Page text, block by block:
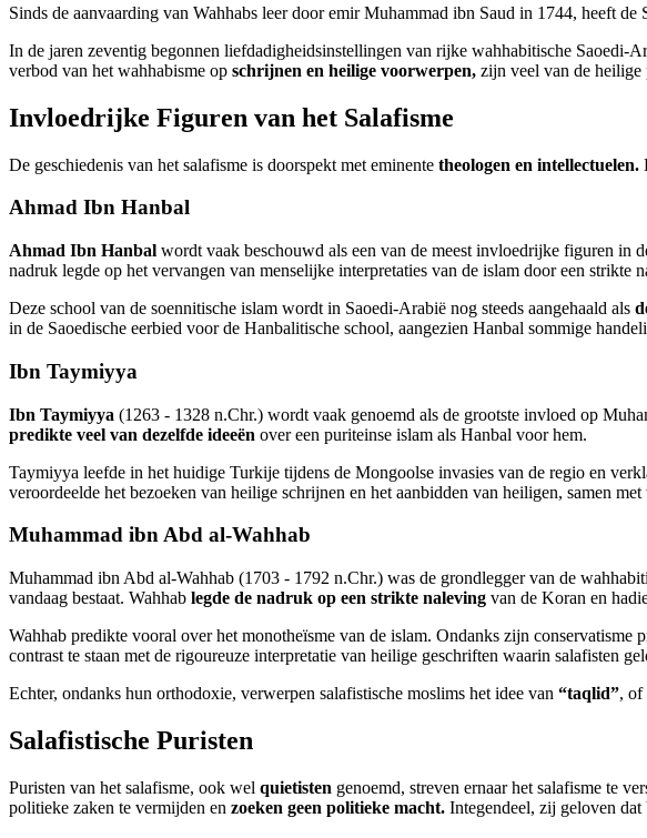
Sinds de aanvaarding van Wahhabs leer door emir Muhammad ibn Saud in 1744, heeft
In de jaren zeventig begonnen liefdadigheidsinstellingen van rijke wahhabitische Saoedi-
verbod van het wahhabisme op schrijnen en heilige voorwerpen, zijn veel van de heilige
Invloedrijke Figuren van het Salafisme
De geschiedenis van het salafisme is doorspekt met eminente theologen en intellectuelen.
Ahmad Ibn Hanbal
Ahmad Ibn Hanbal wordt vaak beschouwd als een van de meest invloedrijke figuren in
nadruk legde op het vervangen van menselijke interpretaties van de islam door een strikte
Deze school van de soennitische islam wordt in Saoedi-Arabië nog steeds aangehaald als
in de Saoedische eerbied voor de Hanbalitische school, aangezien Hanbal sommige
Ibn Taymiyya
Ibn Taymiyya (1263 - 1328 n.Chr.) wordt vaak genoemd als de grootste invloed op
predikte veel van dezelfde ideeën over een puriteinse islam als Hanbal voor hem.
Taymiyya leefde in het huidige Turkije tijdens de Mongoolse invasies van de regio en
veroordeelde het bezoeken van heilige schrijnen en het aanbidden van heiligen, samen
Muhammad ibn Abd al-Wahhab
Muhammad ibn Abd al-Wahhab (1703 - 1792 n.Chr.) was de grondlegger van de
vandaag bestaat. Wahhab legde de nadruk op een strikte naleving van de Koran en
Wahhab predikte vooral over het monotheïsme van de islam. Ondanks zijn conservatisme
contrast te staan met de rigoureuze interpretatie van heilige geschriften waarin salafisten
Echter, ondanks hun orthodoxie, verwerpen salafistische moslims het idee van “taqlid”, of
Salafistische Puristen
Puristen van het salafisme, ook wel quietisten genoemd, streven ernaar het salafisme te
politieke zaken te vermijden en zoeken geen politieke macht. Integendeel, zij geloven